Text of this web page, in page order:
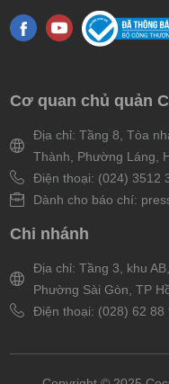
Cơ quan chủ quản
Địa chỉ: Tầng 8, Tòa
Thành, Phường Láng,
Điện thoại: (024) 3512
Dành cho báo chí:
Chi nhánh
Địa chỉ: Tầng 3, khu
Phường Sài Gòn, TP
Điện thoại: (028) 62 88